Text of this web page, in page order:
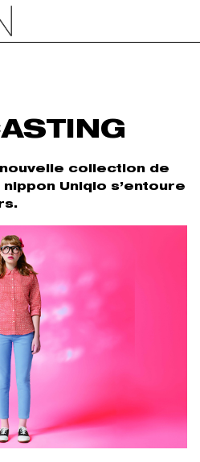
collection de
Uniqlo s’entoure